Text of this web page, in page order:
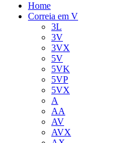
Home
Correia em V
3L
3V
3VX
5V
5VK
5VP
5VX
A
AA
AV
AVX